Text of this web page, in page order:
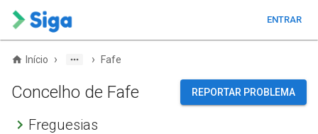
ENTRAR
Início › › Fafe
Concelho de Fafe REPORTAR PROBLEMA
Freguesias